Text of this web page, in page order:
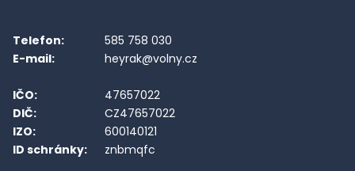
Telefon:
585 758 030
E-mail:
heyrak@volny.cz
IČO:
47657022
DIČ:
CZ47657022
IZO:
600140121
ID schránky:
znbmqfc